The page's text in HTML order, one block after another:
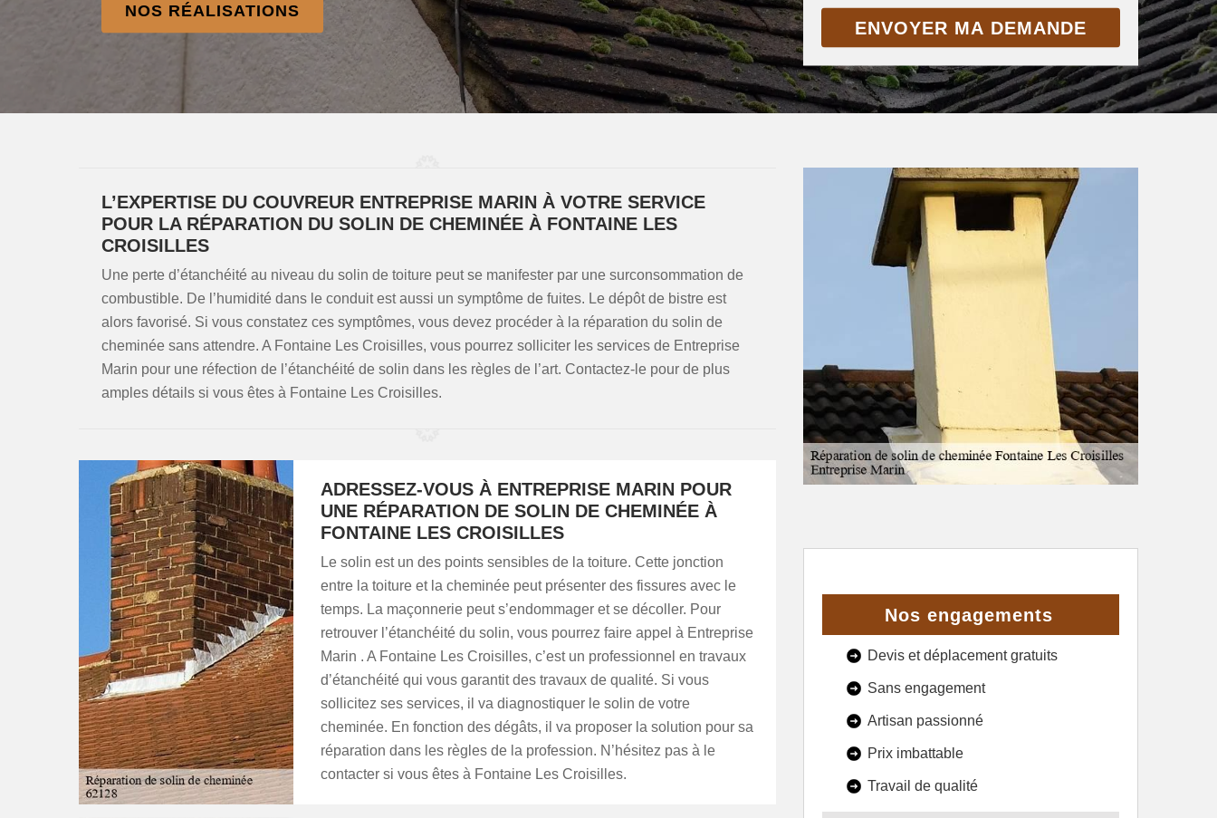
NOS RÉALISATIONS
L’EXPERTISE DU COUVREUR ENTREPRISE MARIN À VOTRE SERVICE
POUR LA RÉPARATION DU SOLIN DE CHEMINÉE À FONTAINE LES
CROISILLES
Une perte d’étanchéité au niveau du solin de toiture peut se manifester par une surconsommation de
combustible. De l’humidité dans le conduit est aussi un symptôme de fuites. Le dépôt de bistre est
alors favorisé. Si vous constatez ces symptômes, vous devez procéder à la réparation du solin de
cheminée sans attendre. A Fontaine Les Croisilles, vous pourrez solliciter les services de Entreprise
Marin pour une réfection de l’étanchéité de solin dans les règles de l’art. Contactez-le pour de plus
amples détails si vous êtes à Fontaine Les Croisilles.
ADRESSEZ-VOUS À ENTREPRISE MARIN POUR
UNE RÉPARATION DE SOLIN DE CHEMINÉE À
FONTAINE LES CROISILLES
Le solin est un des points sensibles de la toiture. Cette jonction
entre la toiture et la cheminée peut présenter des fissures avec le
temps. La maçonnerie peut s’endommager et se décoller. Pour
retrouver l’étanchéité du solin, vous pourrez faire appel à Entreprise
Marin . A Fontaine Les Croisilles, c’est un professionnel en travaux
d’étanchéité qui vous garantit des travaux de qualité. Si vous
sollicitez ses services, il va diagnostiquer le solin de votre
cheminée. En fonction des dégâts, il va proposer la solution pour sa
réparation dans les règles de la profession. N’hésitez pas à le
contacter si vous êtes à Fontaine Les Croisilles.
Nos engagements
Devis et déplacement gratuits
Sans engagement
Artisan passionné
Prix imbattable
Travail de qualité